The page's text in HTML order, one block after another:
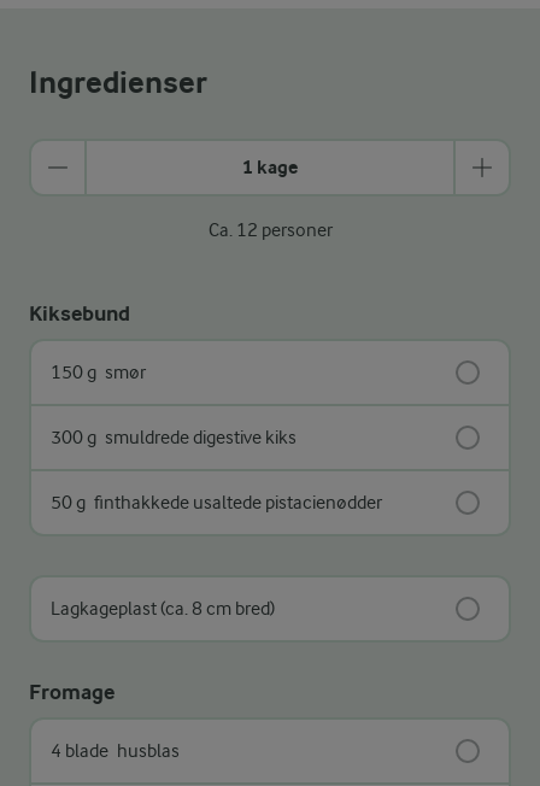
Ingredienser
1 kage
Ca. 12 personer
Kiksebund
150 g smør
300 g smuldrede digestive kiks
50 g finthakkede usaltede pistacienødder
Lagkageplast (ca. 8 cm bred)
Fromage
4 blade husblas